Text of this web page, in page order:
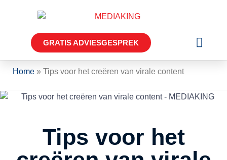
GRATIS ADVIESGESPREK
Home » Tips voor het creëren van virale content
Tips voor het